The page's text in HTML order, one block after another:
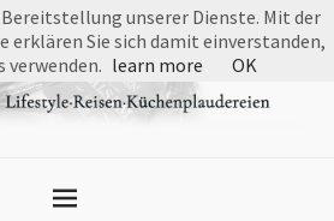
unserer Dienste. Mit der
erklären Sie sich damit einverstanden,
verwenden. learn more OK